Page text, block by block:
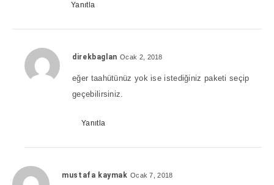
Yanıtla
direkbaglan Ocak 2, 2018
eğer taahütünüz yok ise istediğiniz paketi seçip
geçebilirsiniz.
Yanıtla
mustafa kaymak Ocak 7, 2018